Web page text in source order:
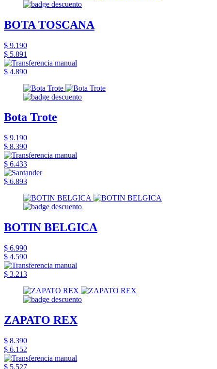
BOTA TOSCANA
$ 9.190
$ 5.891
$ 4.890
Bota Trote
$ 9.190
$ 8.390
$ 6.433
$ 6.893
BOTIN BELGICA
$ 6.990
$ 4.590
$ 3.213
ZAPATO REX
$ 8.390
$ 6.152
$ 5.527